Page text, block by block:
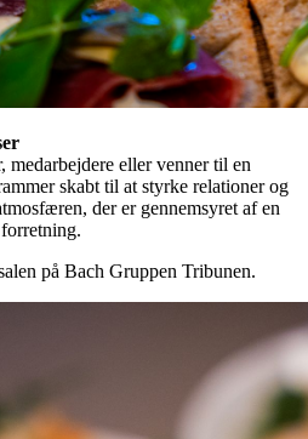
eller venner til en
skabt til at styrke relationer og
der er gennemsyret af en
på Bach Gruppen Tribunen.